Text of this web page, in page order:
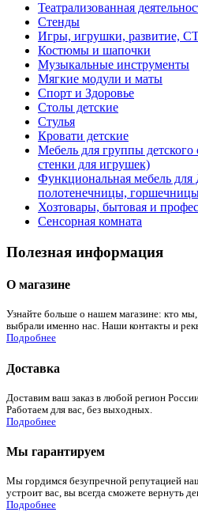
Театрализованная
Стенды
Игры, игрушки, развитие,
Костюмы и шапочки
Музыкальные инструменты
Мягкие модули и маты
Спорт и Здоровье
Столы детские
Стулья
Кровати детские
Мебель для группы детского
стенки для игрушек)
Функциональная мебель
полотенечницы,
Хозтовары, бытовая и
Сенсорная комната
Полезная информация
О магазине
Узнайте больше о нашем магазине: кто
выбрали именно нас. Наши контакты и
Подробнее
Доставка
Доставим ваш заказ в любой регион
Работаем для вас, без выходных.
Подробнее
Мы гарантируем
Мы гордимся безупречной репутацией
устроит вас, вы всегда сможете вернуть
Подробнее